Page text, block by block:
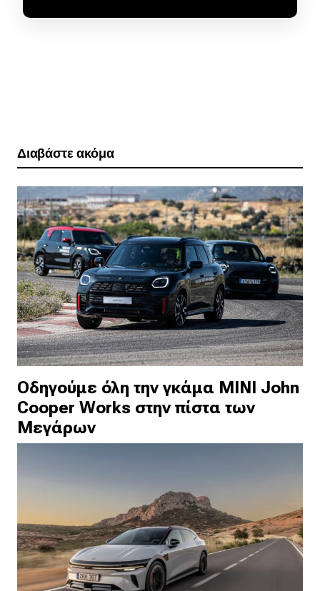
Διαβάστε ακόμα
Οδηγούμε όλη την γκάμα MINI John
Cooper Works στην πίστα των
Μεγάρων